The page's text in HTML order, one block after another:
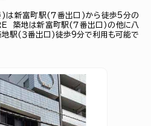
湊)は新富町駅(７番出口)から徒歩5分の
ＲＥ 築地は新富町駅(７番出口)の他に八
駅(３番出口)徒歩9分で利用も可能で